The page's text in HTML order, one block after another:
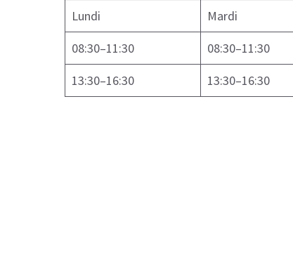
Lundi Mardi
08:30–11:30
08:30–11:30
13:30–16:30
13:30–16:30